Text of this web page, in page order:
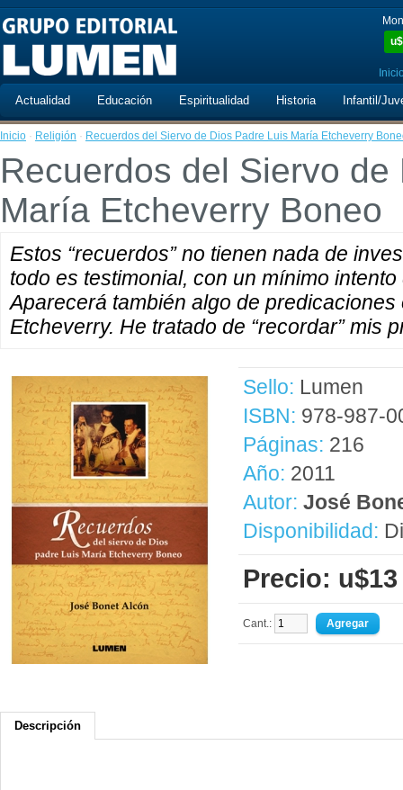
u$
Actualidad Educación Espiritualidad Historia Infantil/
Inicio · Religión · Recuerdos del Siervo de Dios Padre Luis María Etcheverry
Recuerdos del Siervo
María Etcheverry Boneo
Estos “recuerdos” no tienen nada de
todo es testimonial, con un mínimo
Aparecerá también algo de
Etcheverry. He tratado de “recordar” mis
Sello: Lumen
ISBN: 978-987-
Páginas: 216
Año: 2011
Autor: José
Disponibilidad:
Precio: u$13
Cant.:
Descripción